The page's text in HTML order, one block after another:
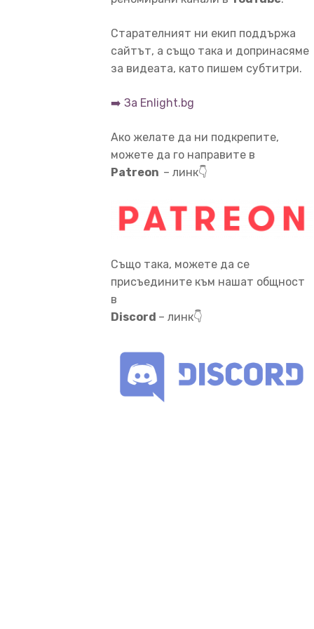
Старателният ни екип поддържа
сайтът, а също така и допринасяме
за видеата, като пишем субтитри.
➡️ За Enlight.bg
Ако желате да ни подкрепите,
можете да го направите в
Patreon – линк👇
Също така, можете да се
присъедините към нашат общност
в
Discord – линк👇